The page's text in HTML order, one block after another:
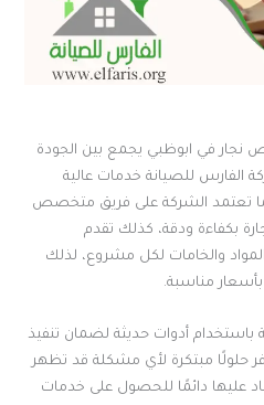
نجار في ابوظبي يجمع بين الجودة
الفارس للصيانة خدمات عالية
تعتمد الشركة على فريق متخصص
بكفاءة ودقة، كذلك تقدم
والخامات لكل مشروع، لذلك
مناسبة.
باستخدام أدوات حديثة لضمان تنفيذ
حلولًا مبتكرة لأي مشكلة قد تظهر
عليها دائمًا للحصول على خدمات